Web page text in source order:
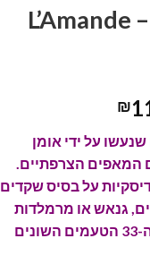
מקרון צרפתי – L’Amande
₪
על ידי אומן
המאפים הצרפתיים.
טעימה של 2 דיסקיות על בסיס שקדים
גנאש או מרמלדות
בהתאם לפי כל אחד מה-33 הטעמים השונים